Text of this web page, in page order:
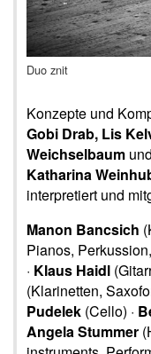
Duo znit
Konzepte und
Gobi Drab, Lis
Weichselbaum und
Katharina
interpretiert und
Manon Bancsich
Pianos,
· Klaus Haidl
(Klarinetten,
Pudelek (Cello) ·
Angela Stummer